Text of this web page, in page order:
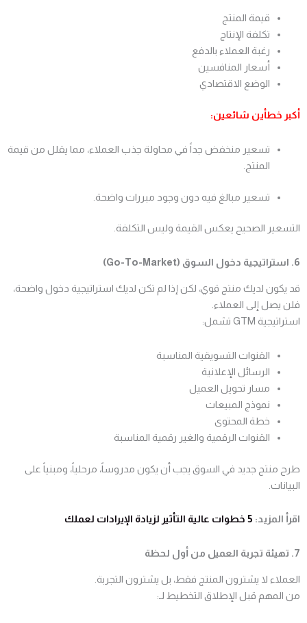
قيمة المنتج
تكلفة الإنتاج
رغبة العملاء بالدفع
أسعار المنافسين
الوضع الاقتصادي
أكبر خطأين شائعين:
تسعير منخفض جداً في محاولة جذب العملاء، مما يقلل من قيمة
المنتج.
تسعير مبالغ فيه دون وجود مبررات واضحة.
التسعير الصحيح يعكس القيمة وليس التكلفة.
6. استراتيجية دخول السوق (Go-To-Market)
قد يكون لديك منتج قوي، لكن إذا لم تكن لديك استراتيجية دخول واضحة،
فلن يصل إلى العملاء.
استراتيجية GTM تشمل:
القنوات التسويقية المناسبة
الرسائل الإعلانية
مسار تحويل العميل
نموذج المبيعات
خطة المحتوى
القنوات الرقمية والغير رقمية المناسبة
طرح منتج جديد في السوق يجب أن يكون مدروساً، مرحلياً، ومبنياً على
البيانات.
اقرأ المزيد: 5 خطوات عالية التأثير لزيادة الإيرادات لعملك
7. تهيئة تجربة العميل من أول لحظة
العملاء لا يشترون المنتج فقط، بل يشترون التجربة.
من المهم قبل الإطلاق التخطيط لـ: